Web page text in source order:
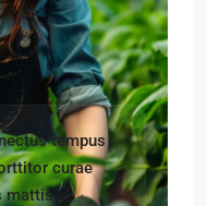
tempus
curae
mattis